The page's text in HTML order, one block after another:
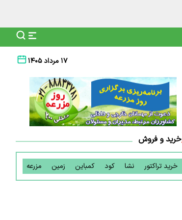
۱۷ مرداد ۱۴۰۵
خرید و فروش
خرید تراکتور نشا کود کمباین زمین مزرعه